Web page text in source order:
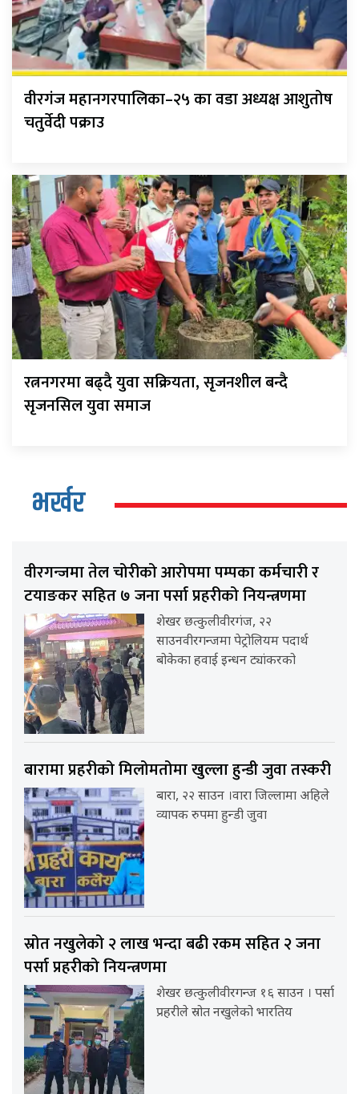
वीरगंज महानगरपालिका–२५ का वडा अध्यक्ष आशुतोष
चतुर्वेदी पक्राउ
रत्ननगरमा बढ्दै युवा सक्रियता, सृजनशील बन्दै
सृजनसिल युवा समाज
भर्खर
वीरगन्जमा तेल चोरीको आरोपमा पम्पका कर्मचारी र
टयाङकर सहित ७ जना पर्सा प्रहरीको नियन्त्रणमा
शेखर छत्कुलीवीरगंज, २२
साउनवीरगन्जमा पेट्रोलियम पदार्थ
बोकेका हवाई इन्धन ट्यांकरको
बारामा प्रहरीको मिलोमतोमा खुल्ला हुन्डी जुवा तस्करी
बारा, २२ साउन ।वारा जिल्लामा अहिले
व्यापक रुपमा हुन्डी जुवा
स्रोत नखुलेको २ लाख भन्दा बढी रकम सहित २ जना
पर्सा प्रहरीको नियन्त्रणमा
शेखर छत्कुलीवीरगन्ज १६ साउन । पर्सा
प्रहरीले स्रोत नखुलेको भारतिय